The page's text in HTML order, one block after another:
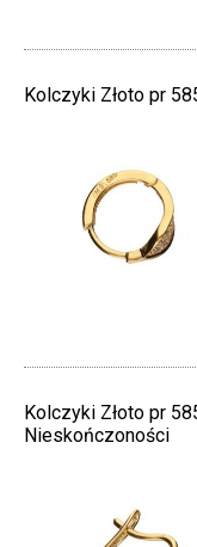
Kolczyki Złoto pr
Kolczyki Złoto pr
Nieskończoności